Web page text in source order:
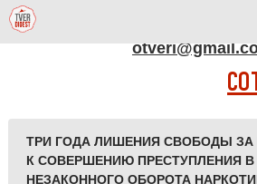
ТРИ ГОДА ЛИШЕНИЯ СВОБОДЫ ЗА
К СОВЕРШЕНИЮ ПРЕСТУПЛЕНИЯ В
НЕЗАКОННОГО ОБОРОТА